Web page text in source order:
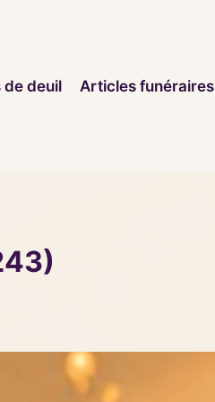
de deuil Articles funéraires